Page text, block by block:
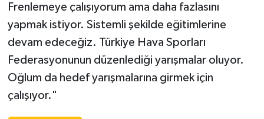
Frenlemeye çalışıyorum ama daha fazlasını
yapmak istiyor. Sistemli şekilde eğitimlerine
devam edeceğiz. Türkiye Hava Sporları
Federasyonunun düzenlediği yarışmalar oluyor.
Oğlum da hedef yarışmalarına girmek için
çalışıyor."